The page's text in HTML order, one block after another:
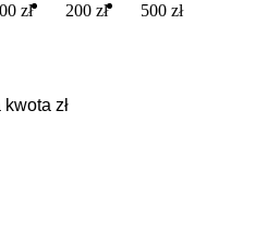
zł 200 zł 500 zł